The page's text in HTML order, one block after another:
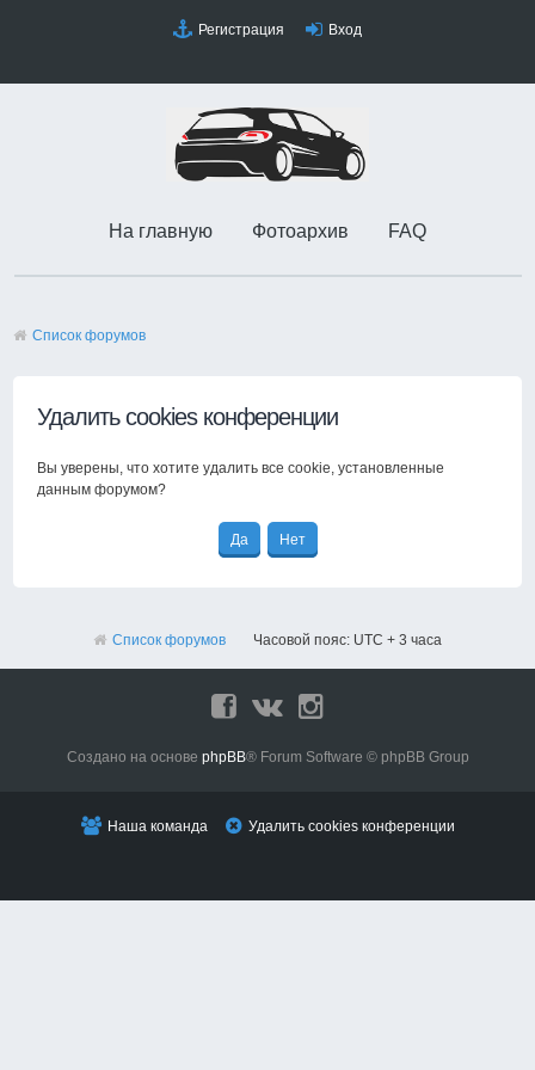
Регистрация Вход
На главную Фотоархив FAQ
Список форумов
Удалить cookies конференции
Вы уверены, что хотите удалить все cookie, установленные
данным форумом?
Список форумов Часовой пояс: UTC + 3 часа
Создано на основе phpBB® Forum Software © phpBB Group
Наша команда Удалить cookies конференции